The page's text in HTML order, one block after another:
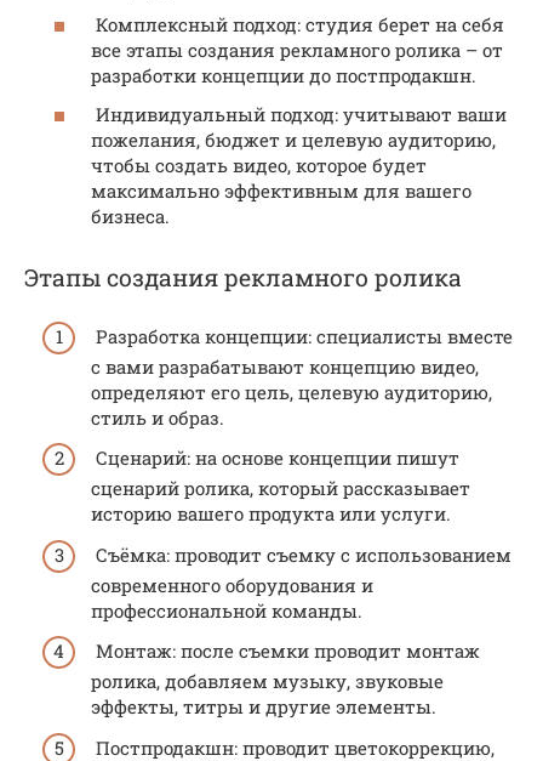
Комплексный подход: студия берет на себя
все этапы создания рекламного ролика – от
разработки концепции до постпродакшн.
Индивидуальный подход: учитывают ваши
пожелания, бюджет и целевую аудиторию,
чтобы создать видео, которое будет
максимально эффективным для вашего
бизнеса.
Этапы создания рекламного ролика
Разработка концепции: специалисты вместе
с вами разрабатывают концепцию видео,
определяют его цель, целевую аудиторию,
стиль и образ.
Сценарий: на основе концепции пишут
сценарий ролика, который рассказывает
историю вашего продукта или услуги.
Съёмка: проводит съемку с использованием
современного оборудования и
профессиональной команды.
Монтаж: после съемки проводит монтаж
ролика, добавляем музыку, звуковые
эффекты, титры и другие элементы.
Постпродакшн: проводит цветокоррекцию,